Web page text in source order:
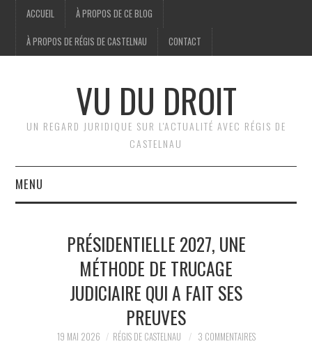
ACCUEIL À PROPOS DE CE BLOG
À PROPOS DE RÉGIS DE CASTELNAU CONTACT
VU DU DROIT
UN REGARD JURIDIQUE SUR L'ACTUALITÉ AVEC RÉGIS DE
CASTELNAU
MENU
JURIDIQUE
PRÉSIDENTIELLE 2027, UNE
MÉTHODE DE TRUCAGE
JUDICIAIRE QUI A FAIT SES
PREUVES
19 MAI 2026 RÉGIS DE CASTELNAU 3 COMMENTAIRES